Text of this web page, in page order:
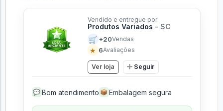
Vendido e entregue por
Produtos Variados - SC
🛒 +20Vendas
★ 6Avaliações
Ver loja Seguir
💬 Bom atendimento 📦 Embalagem segura